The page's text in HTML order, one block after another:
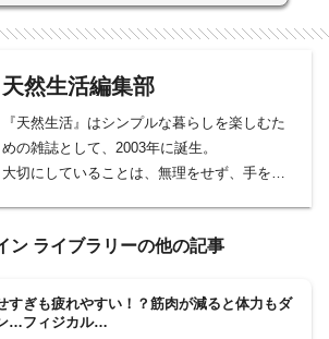
天然生活編集部
『天然生活』はシンプルな暮らしを楽しむた
めの雑誌として、2003年に誕生。
大切にしていることは、無理をせず、手を動
と。
和に、居心地のよいものにしていくこと。
これまで大切にしてきた軸を変えることな
ン ライブラリーの他の記事
すぎも疲れやすい！？筋肉が減ると体力もダ
…フィジカル…